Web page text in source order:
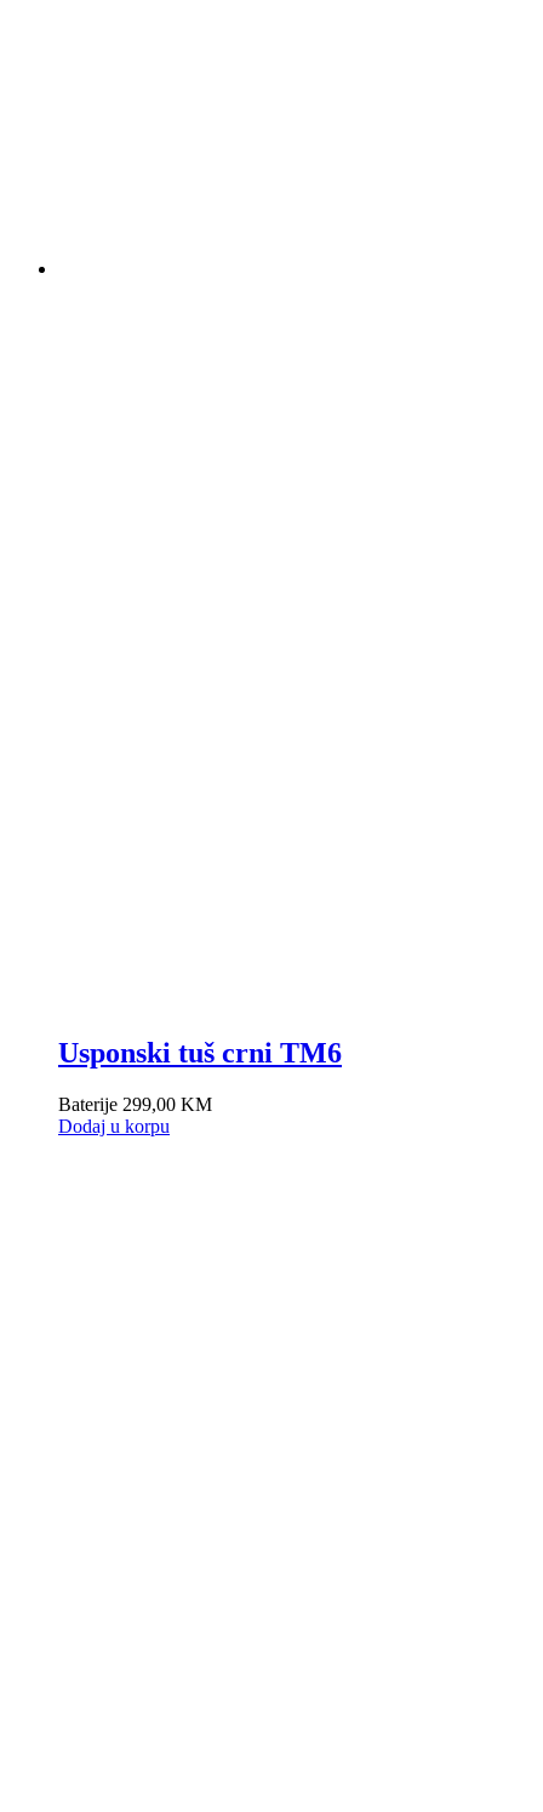
Usponski tuš crni TM6
Baterije 299,00 KM
Dodaj u korpu